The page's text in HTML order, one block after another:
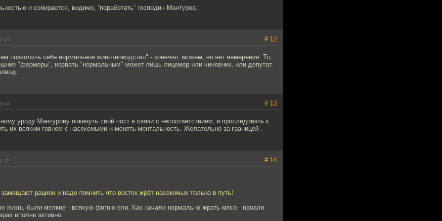
и собирается, видимо, “поработать” господин Мантуров.
# 12
позволить себе нормальное животноводство" - конечно, можем, но нет намерения. То,
"фермеры", назвать "нормальным" может лишь лицемер или чиновник, или депутат.
# 13
уроду Мантурову покинуть свой пост в связи с несоответствием, и проследовать к
их всяким говном с насекомыми и менять ментальность. Желательно за границей .
# 14
рацион и надо помнить что восток жрёт насекомых только в путь!
жизнь были мелкие - всякую фигню ели. Как начали нормально жрать мясо - начали
вполне активно.